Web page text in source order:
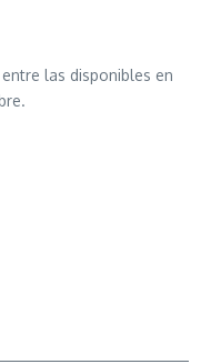
las disponibles en